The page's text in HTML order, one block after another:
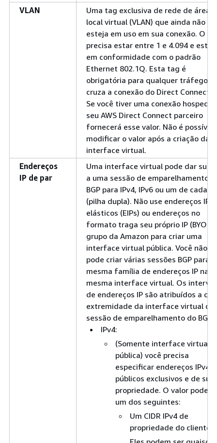
VLAN
Uma tag exclusiva de rede de área
local virtual (VLAN) que ainda não
esteja em uso em sua conexão. O
precisa estar entre 1 e 4.094 e estar
em conformidade com o padrão
Ethernet 802.1Q. Esta tag é
obrigatória para qualquer tráfego
cruza a conexão do Direct Connect .
Se você tiver uma conexão
seu AWS Direct Connect parceiro
fornecerá esse valor. Não é possível
modificar o valor após a criação da
interface virtual.
Endereços
IP de par
Uma interface virtual pode dar
a uma sessão de emparelhamento
BGP para IPv4, IPv6 ou um de cada
(pilha dupla). Não use endereços IPs
elásticos (EIPs) ou endereços no
formato traga seu próprio IP
grupo da Amazon para criar uma
interface virtual pública. Você não
pode criar várias sessões BGP para a
mesma família de endereços IP na
mesma interface virtual. Os
de endereços IP são atribuídos a
extremidade da interface virtual da
sessão de emparelhamento do BGP.
IPv4:
(Somente interface virtual
pública) você precisa
especificar endereços IPv4
públicos exclusivos e de sua
propriedade. O valor pode
um dos seguintes:
Um CIDR IPv4 de
propriedade do cliente